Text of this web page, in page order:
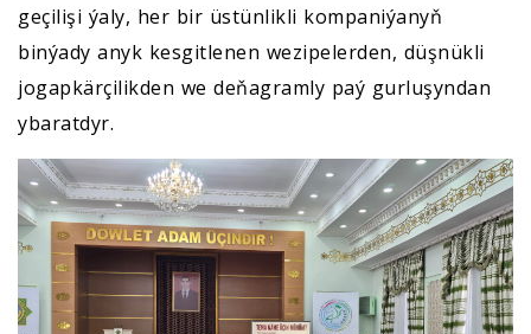
geçilişi ýaly, her bir üstünlikli kompaniýanyň
binýady anyk kesgitlenen wezipelerden, düşnükli
jogapkärçilikden we deňagramly paý gurluşyndan
ybaratdyr.